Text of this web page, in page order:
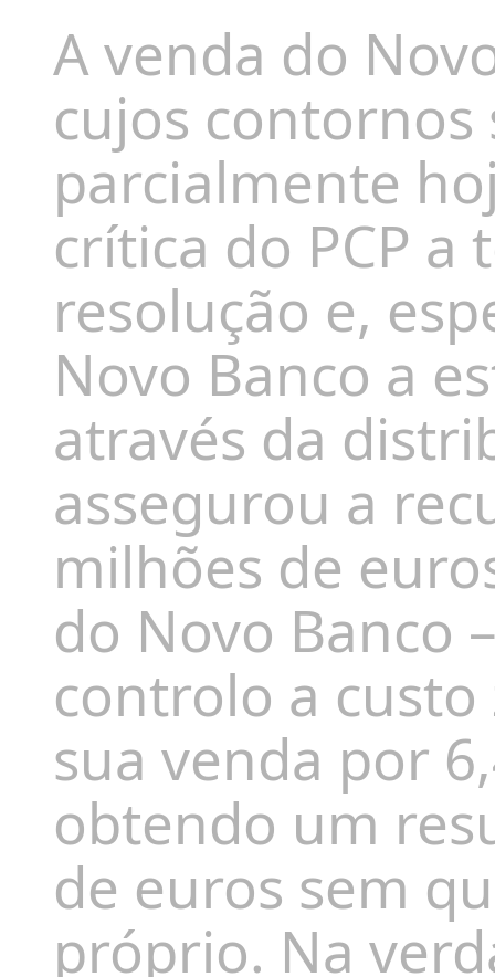
A venda do
cujos
parcialmente
crítica do PCP
resolução e,
Novo Banco a
através da
assegurou a
milhões de
do Novo Banco
controlo a
sua venda por
obtendo um
de euros sem
próprio. Na